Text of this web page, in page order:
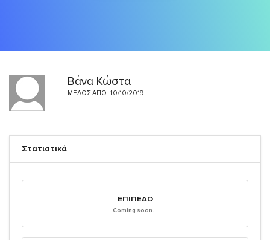
Βάνα Κώστα
ΜΈΛΟΣ ΑΠΌ: 10/10/2019
Στατιστικά
ΕΠΊΠΕΔΟ
Coming soon...